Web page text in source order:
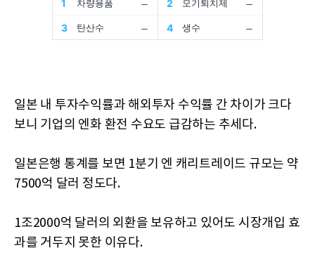
일본 내 투자수익률과 해외투자 수익률 간 차이가 크다
보니 기업의 엔화 환전 수요도 급감하는 추세다.
일본은행 통계를 보면 1분기 엔 캐리트레이드 규모는 약
7500억 달러 정도다.
1조2000억 달러의 외환을 보유하고 있어도 시장개입 효
과를 거두지 못한 이유다.